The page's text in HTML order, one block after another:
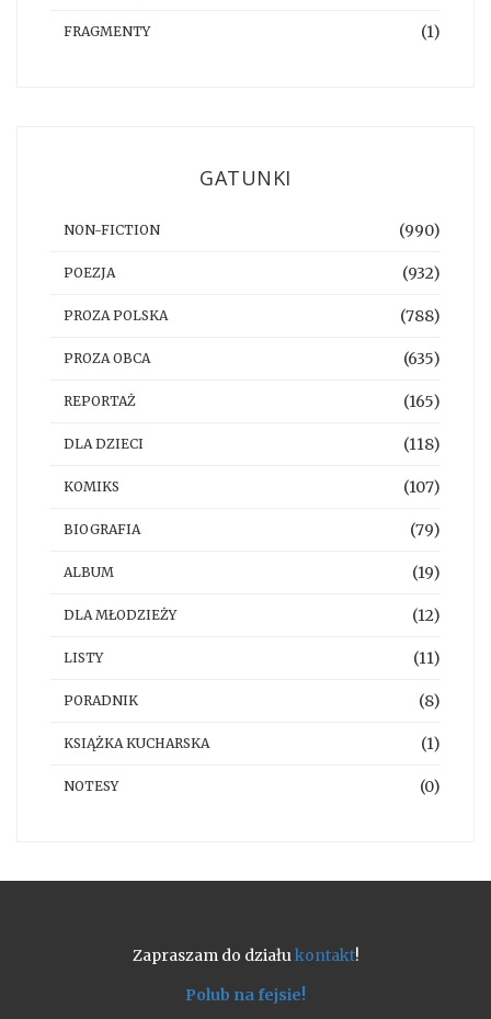
FRAGMENTY (1)
GATUNKI
NON-FICTION (990)
POEZJA (932)
PROZA POLSKA (788)
PROZA OBCA (635)
REPORTAŻ (165)
DLA DZIECI (118)
KOMIKS (107)
BIOGRAFIA (79)
ALBUM (19)
DLA MŁODZIEŻY (12)
LISTY (11)
PORADNIK (8)
KSIĄŻKA KUCHARSKA (1)
NOTESY (0)
Zapraszam do działukontakt!
Polub na fejsie!